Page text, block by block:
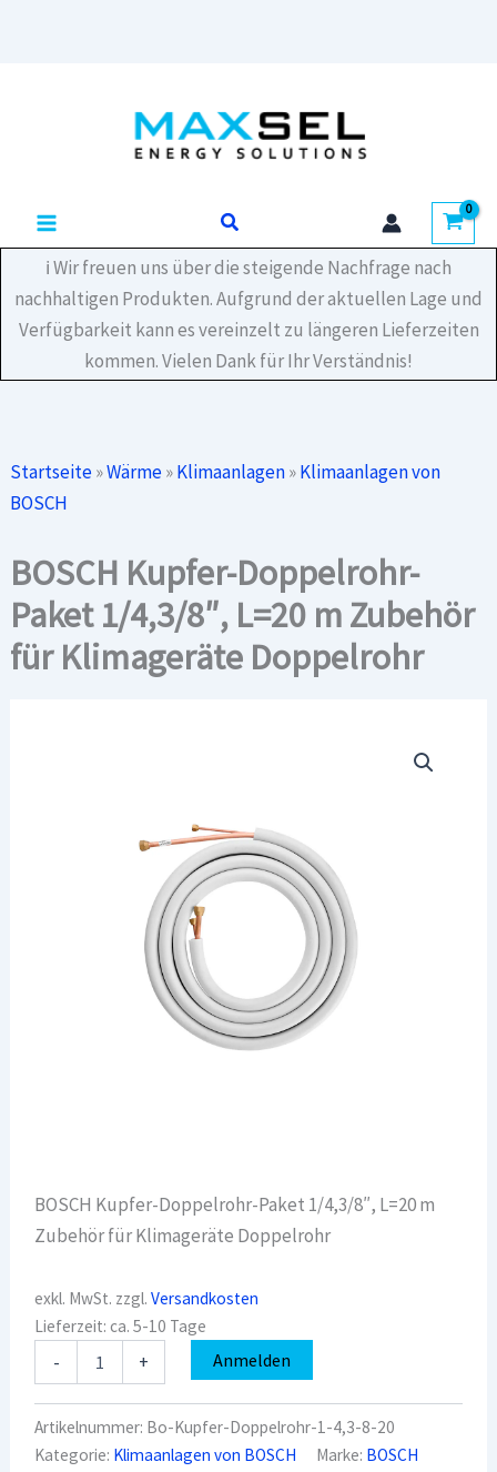
Suchen
ℹ️ Wir freuen uns über die steigende Nachfrage nach
nachhaltigen Produkten. Aufgrund der aktuellen Lage und
Verfügbarkeit kann es vereinzelt zu längeren Lieferzeiten
kommen. Vielen Dank für Ihr Verständnis!
Startseite»Wärme»Klimaanlagen»Klimaanlagen von
BOSCH
BOSCH Kupfer-Doppelrohr-
Paket 1/4,3/8″, L=20 m Zubehör
für Klimageräte Doppelrohr
BOSCH Kupfer-Doppelrohr-Paket 1/4,3/8″, L=20 m
Zubehör für Klimageräte Doppelrohr
exkl. MwSt. zzgl.Versandkosten
Lieferzeit:ca. 5-10 Tage
-
Kupfer-
Paket
1/4,3/8",
L=20
+ Anmelden
Artikelnummer: Bo-Kupfer-Doppelrohr-1-4,3-8-20
Kategorie: Klimaanlagen von BOSCH Marke: BOSCH